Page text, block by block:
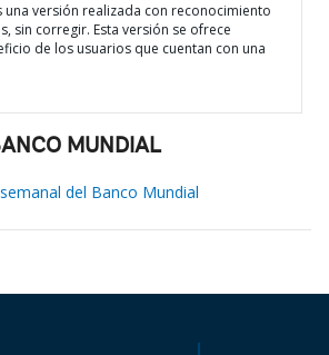
una versión realizada con reconocimiento
sin corregir. Esta versión se ofrece
de los usuarios que cuentan con una
MUNDIAL
del Banco Mundial